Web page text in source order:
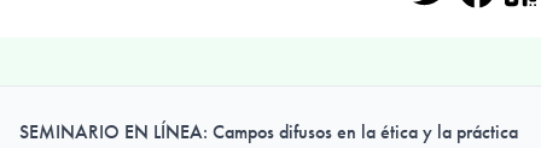
SEMINARIO EN LÍNEA: Campos difusos en la ética y la práctica